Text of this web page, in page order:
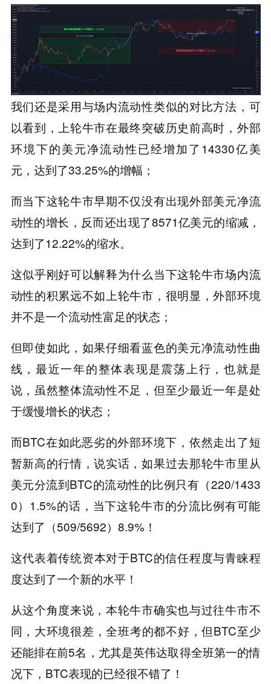
我们还是采用与场内流动性类似的对比方法，可
以看到，上轮牛市在最终突破历史前高时，外部
环境下的美元净流动性已经增加了14330亿美
元，达到了33.25%的增幅；
而当下这轮牛市早期不仅没有出现外部美元净流
动性的增长，反而还出现了8571亿美元的缩减，
达到了12.22%的缩水。
这似乎刚好可以解释为什么当下这轮牛市场内流
动性的积累远不如上轮牛市，很明显，外部环境
并不是一个流动性富足的状态；
但即使如此，如果仔细看蓝色的美元净流动性曲
线，最近一年的整体表现是震荡上行，也就是
说，虽然整体流动性不足，但至少最近一年是处
于缓慢增长的状态；
而BTC在如此恶劣的外部环境下，依然走出了短
暂新高的行情，说实话，如果过去那轮牛市里从
美元分流到BTC的流动性的比例只有（220/1433
0）1.5%的话，当下这轮牛市的分流比例有可能
达到了（509/5692）8.9%！
这代表着传统资本对于BTC的信任程度与青睐程
度达到了一个新的水平！
从这个角度来说，本轮牛市确实也与过往牛市不
同，大环境很差，全班考的都不好，但BTC至少
还能排在前5名，尤其是英伟达取得全班第一的情
况下，BTC表现的已经很不错了！